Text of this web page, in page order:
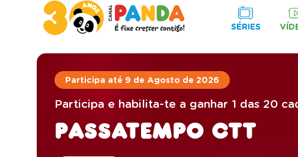
SÉRIES
Participa até 9 de Agosto de 2026
Participa e habilita-te a ganhar 1 das 20
Passatempo CTT